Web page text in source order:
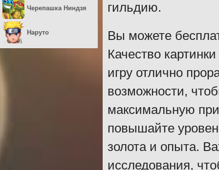
гильдию.
Вы можете
Качество
игру отлично
возможности,
максимальную
повышайте
золота и опыта.
исследования,
Черепашка Ниндзя
Наруто